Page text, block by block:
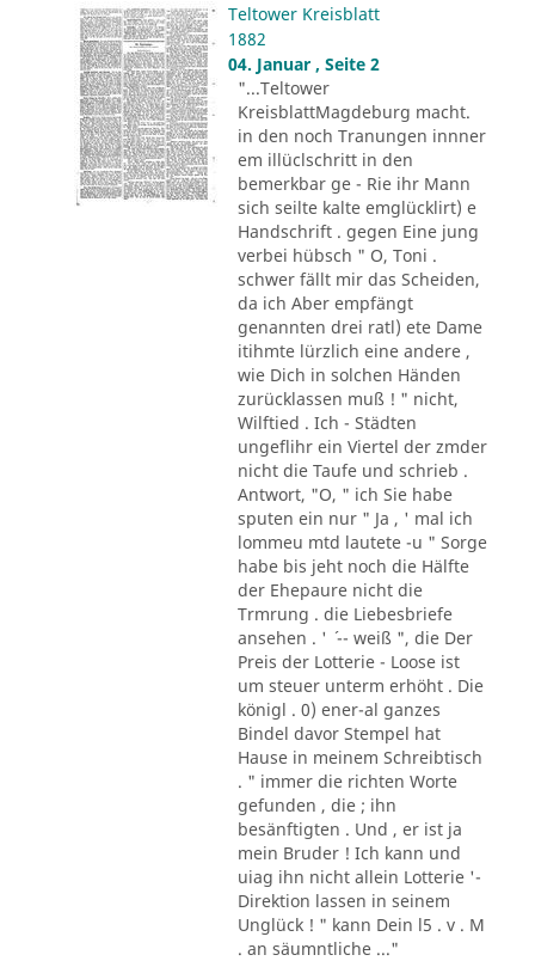
Teltower Kreisblatt
1882
04. Januar , Seite 2
"...Teltower
KreisblattMagdeburg macht.
in den noch Tranungen innner
em illüclschritt in den
bemerkbar ge - Rie ihr Mann
sich seilte kalte emglücklirt) e
Handschrift . gegen Eine jung
verbei hübsch " O, Toni .
schwer fällt mir das Scheiden,
da ich Aber empfängt
genannten drei ratl) ete Dame
itihmte lürzlich eine andere ,
wie Dich in solchen Händen
zurücklassen muß ! " nicht,
Wilftied . Ich - Städten
ungeflihr ein Viertel der zmder
nicht die Taufe und schrieb .
Antwort, "O, " ich Sie habe
sputen ein nur " Ja , ' mal ich
lommeu mtd lautete -u " Sorge
habe bis jeht noch die Hälfte
der Ehepaure nicht die
Trmrung . die Liebesbriefe
ansehen . ' ´ -- weiß ", die Der
Preis der Lotterie - Loose ist
um steuer unterm erhöht . Die
königl . 0) ener-al ganzes
Bindel davor Stempel hat
Hause in meinem Schreibtisch
. " immer die richten Worte
gefunden , die ; ihn
besänftigten . Und , er ist ja
mein Bruder ! Ich kann und
uiag ihn nicht allein Lotterie '-
Direktion lassen in seinem
Unglück ! " kann Dein l5 . v . M
. an säumntliche ..."